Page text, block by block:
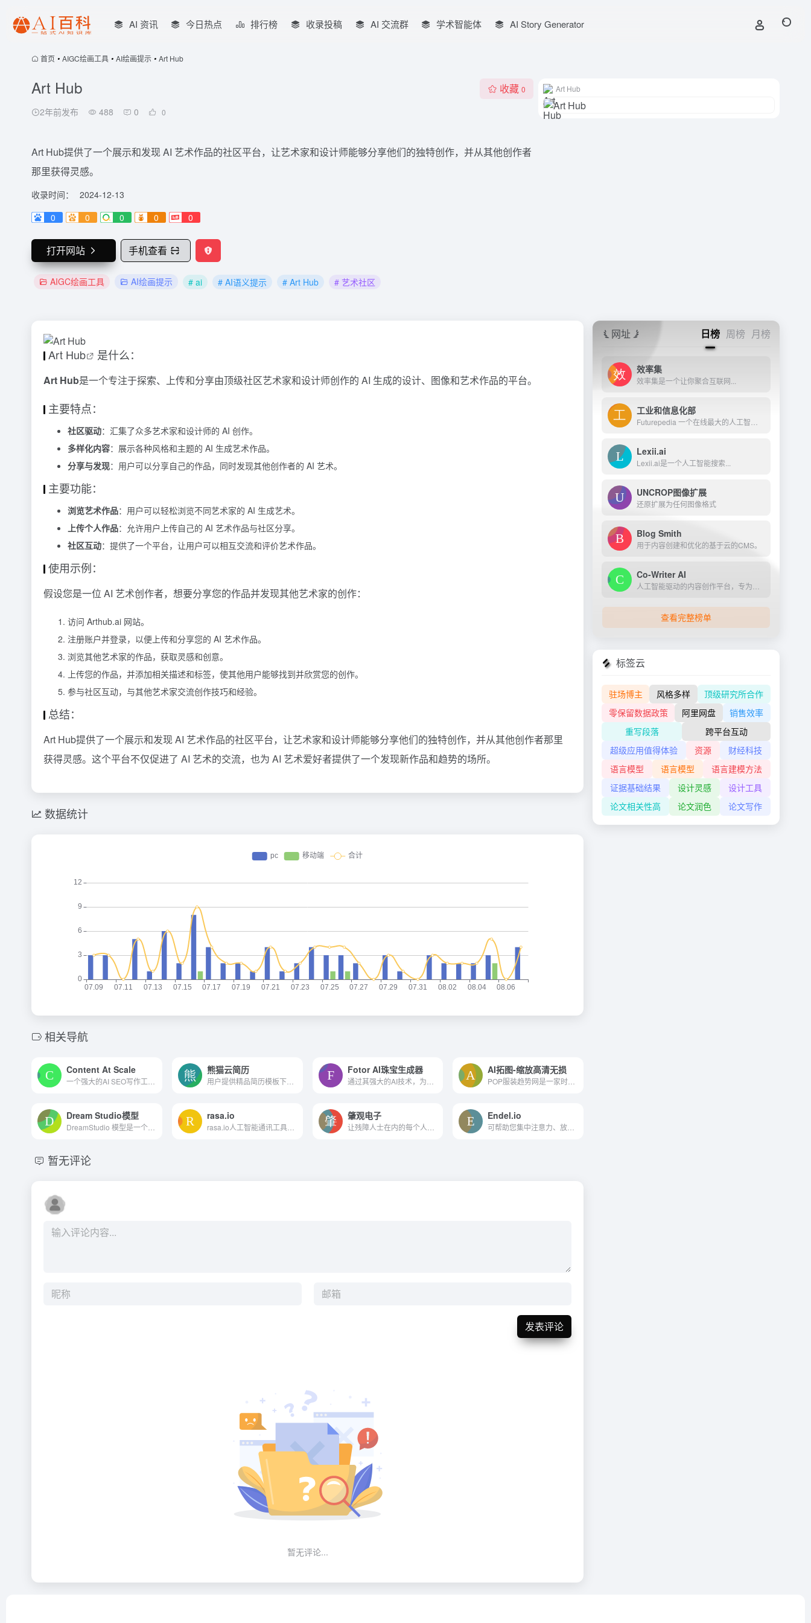
AI 资讯 今日热点 排行榜 收录投稿 AI 交流群 学术智能体 AI Story Generator
首页 • AIGC绘画工具 • AI绘画提示 • Art Hub
Art Hub
2年前发布 488 0 0
收藏 0
Art Hub提供了一个展示和发现 AI 艺术作品的社区平台，让艺术家和设计师能够分享他们的独特创作，并从其他创作者
那里获得灵感。
收录时间：
2024-12-13
0
0 0 0 0
打开网站 手机查看
AIGC绘画工具 AI绘画提示 # ai # AI语义提示 # Art Hub # 艺术社区
Art Hub
Art Hub 是什么：
Art Hub是一个专注于探索、上传和分享由顶级社区艺术家和设计师创作的 AI 生成的设计、图像和艺术作品的平台。
主要特点：
社区驱动：汇集了众多艺术家和设计师的 AI 创作。
多样化内容：展示各种风格和主题的 AI 生成艺术作品。
分享与发现：用户可以分享自己的作品，同时发现其他创作者的 AI 艺术。
主要功能：
浏览艺术作品：用户可以轻松浏览不同艺术家的 AI 生成艺术。
上传个人作品：允许用户上传自己的 AI 艺术作品与社区分享。
社区互动：提供了一个平台，让用户可以相互交流和评价艺术作品。
使用示例：
假设您是一位 AI 艺术创作者，想要分享您的作品并发现其他艺术家的创作：
访问 Arthub.ai 网站。
注册账户并登录，以便上传和分享您的 AI 艺术作品。
浏览其他艺术家的作品，获取灵感和创意。
上传您的作品，并添加相关描述和标签，使其他用户能够找到并欣赏您的创作。
参与社区互动，与其他艺术家交流创作技巧和经验。
总结：
Art Hub提供了一个展示和发现 AI 艺术作品的社区平台，让艺术家和设计师能够分享他们的独特创作，并从其他创作者那里
获得灵感。这个平台不仅促进了 AI 艺术的交流，也为 AI 艺术爱好者提供了一个发现新作品和趋势的场所。
数据统计
相关导航
Content At Scale 熊猫云简历
用户提供精品简历模板下载，免费在线制作
Fotor AI珠宝生成器 AI拓图-缩放高清无损
Dream Studio模型 rasa.io
rasa.io人工智能通讯工具提供了世界上唯一真正个性化的电子邮件通讯体验。
肇观电子 Endel.io
暂无评论
发表评论
暂无评论...
网址 日榜 周榜 月榜
效率集
效率集是一个让你聚合互联网...
工业和信息化部
Lexii.ai
Lexii.ai是一个人工智能搜索...
UNCROP图像扩展
还原扩展为任何图像格式
Blog Smith
用于内容创建和优化的基于云的CMS。
Co-Writer AI
查看完整榜单
标签云
驻场博主 风格多样
顶级研究所合作
零保留数据政策
阿里网盘
销售效率
重写段落
跨平台互动
超级应用值得体验
资源
财经科技
语言模型
语言模型
语言建模方法
证据基础结果
设计灵感
设计工具
论文相关性高
论文润色 论文写作